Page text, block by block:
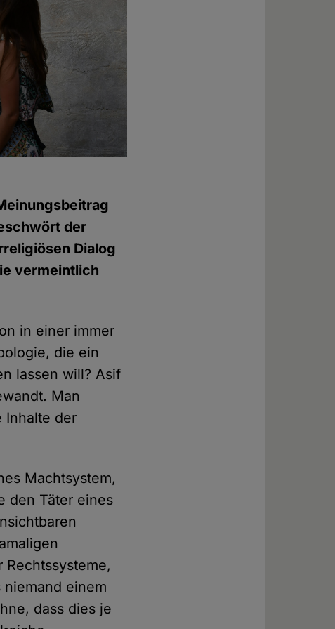
der
Dialog
vermeintlich
in einer immer
die ein
lassen will? Asif
Man
Inhalte der
Machtsystem,
den Täter eines
einem
dass dies je